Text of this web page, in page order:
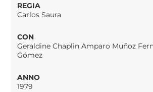
REGIA
Carlos Saura
CON
Geraldine Chaplin Amparo Muñoz
Gómez
ANNO
1979